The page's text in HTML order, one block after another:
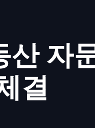
산 자
결